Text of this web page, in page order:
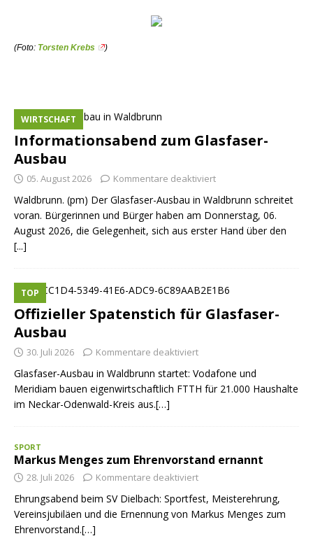
(Foto: Torsten Krebs )
Informationsabend zum Glasfaser-
Ausbau
WIRTSCHAFT
05. August 2026 Kommentare deaktiviert
Waldbrunn. (pm) Der Glasfaser-Ausbau in Waldbrunn schreitet
voran. Bürgerinnen und Bürger haben am Donnerstag, 06.
August 2026, die Gelegenheit, sich aus erster Hand über den
[...]
Offizieller Spatenstich für Glasfaser-
Ausbau
TOP
30. Juli 2026 Kommentare deaktiviert
Glasfaser-Ausbau in Waldbrunn startet: Vodafone und
Meridiam bauen eigenwirtschaftlich FTTH für 21.000 Haushalte
im Neckar-Odenwald-Kreis aus.[…]
SPORT
Markus Menges zum Ehrenvorstand ernannt
28. Juli 2026 Kommentare deaktiviert
Ehrungsabend beim SV Dielbach: Sportfest, Meisterehrung,
Vereinsjubiläen und die Ernennung von Markus Menges zum
Ehrenvorstand.[…]